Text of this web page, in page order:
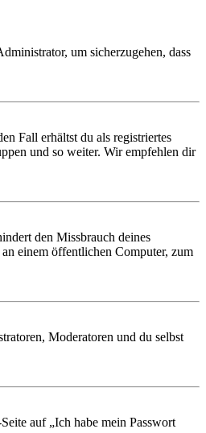
um sicherzugehen, dass
Fall erhältst du als registriertes
und so weiter. Wir empfehlen dir
den Missbrauch deines
einem öffentlichen Computer, zum
Moderatoren und du selbst
auf „Ich habe mein Passwort